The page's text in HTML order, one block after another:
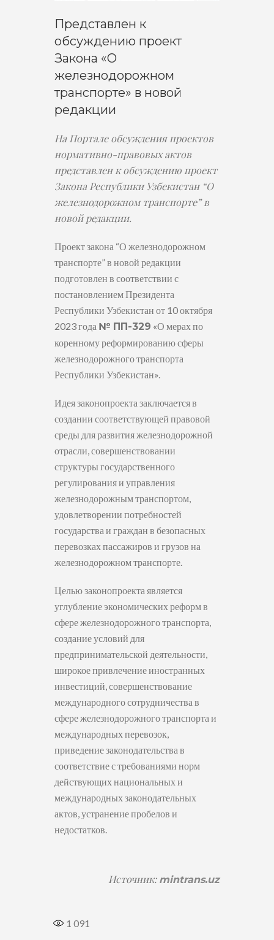
Представлен к
обсуждению проект
Закона «О
железнодорожном
транспорте» в новой
редакции
На Портале обсуждения проектов
нормативно-правовых актов
представлен к обсуждению проект
Закона Республики Узбекистан “О
железнодорожном транспорте” в
новой редакции.
Проект закона “О железнодорожном
транспорте” в новой редакции
подготовлен в соответствии с
постановлением Президента
Республики Узбекистан от 10 октября
2023 года № ПП-329 «О мерах по
коренному реформированию сферы
железнодорожного транспорта
Республики Узбекистан».
Идея законопроекта заключается в
создании соответствующей правовой
среды для развития железнодорожной
отрасли, совершенствовании
структуры государственного
регулирования и управления
железнодорожным транспортом,
удовлетворении потребностей
государства и граждан в безопасных
перевозках пассажиров и грузов на
железнодорожном транспорте.
Целью законопроекта является
углубление экономических реформ в
сфере железнодорожного транспорта,
создание условий для
предпринимательской деятельности,
широкое привлечение иностранных
инвестиций, совершенствование
международного сотрудничества в
сфере железнодорожного транспорта и
международных перевозок,
приведение законодательства в
соответствие с требованиями норм
действующих национальных и
международных законодательных
актов, устранение пробелов и
недостатков.
Источник: mintrans.uz
1 091